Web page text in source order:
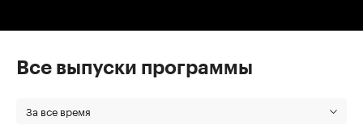
Все выпуски программы
За все время